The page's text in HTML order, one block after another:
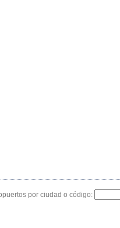
por ciudad o código: